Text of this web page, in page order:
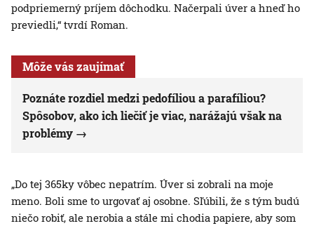
podpriemerný príjem dôchodku. Načerpali úver a hneď ho
previedli,“ tvrdí Roman.
Môže vás zaujímať
Poznáte rozdiel medzi pedofíliou a parafíliou?
Spôsobov, ako ich liečiť je viac, narážajú však na
problémy
„Do tej 365ky vôbec nepatrím. Úver si zobrali na moje
meno. Boli sme to urgovať aj osobne. Sľúbili, že s tým budú
niečo robiť, ale nerobia a stále mi chodia papiere, aby som